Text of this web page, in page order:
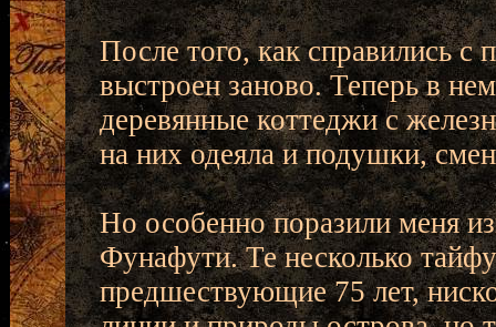
После того, как справились с
выстроен заново. Теперь в
деревянные коттеджи с
на них одеяла и подушки,
Но особенно поразили меня
Фунафути. Те несколько
предшествующие 75 лет,